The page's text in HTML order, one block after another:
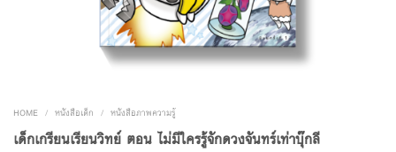
HOME / หนังสือเด็ก / หนังสือภาพความรู้
เด็กเกรียนเรียนวิทย์ ตอน ไม่มีใครรู้จักดวงจันทร์เท่าบุ๊กลี